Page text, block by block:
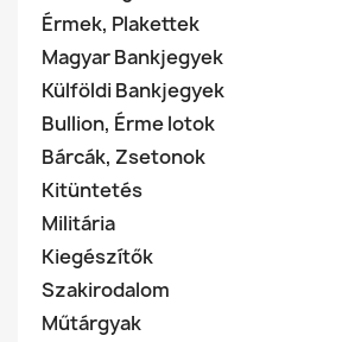
Érmek, Plakettek
Magyar Bankjegyek
Külföldi Bankjegyek
Bullion, Érme lotok
Bárcák, Zsetonok
Kitüntetés
Militária
Kiegészítők
Szakirodalom
Műtárgyak